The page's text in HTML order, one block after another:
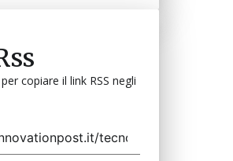
copiare il link RSS negli